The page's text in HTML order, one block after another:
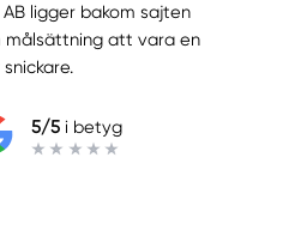
ligger bakom sajten
målsättning att vara en
5/5i betyg